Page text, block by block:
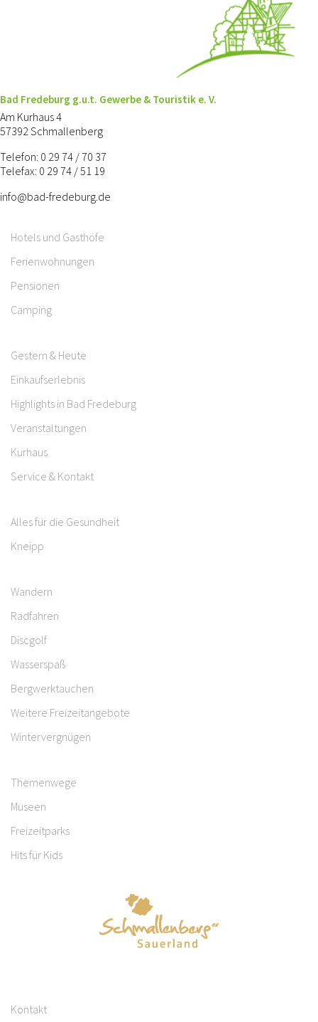
Bad Fredeburg g.u.t. Gewerbe & Touristik e. V.
Am Kurhaus 4
57392 Schmallenberg
Telefon: 0 29 74 / 70 37
Telefax: 0 29 74 / 51 19
info@bad-fredeburg.de
Hotels und Gasthöfe
Ferienwohnungen
Pensionen
Camping
Gestern & Heute
Einkaufserlebnis
Highlights in Bad Fredeburg
Veranstaltungen
Kurhaus
Service & Kontakt
Alles für die Gesundheit
Kneipp
Wandern
Radfahren
Discgolf
Wasserspaß
Bergwerktauchen
Weitere Freizeitangebote
Wintervergnügen
Themenwege
Museen
Freizeitparks
Hits für Kids
Kontakt